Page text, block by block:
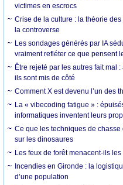
victimes en escrocs
Crise de la culture : la théorie
la controverse
Les sondages générés par IA
vraiment refléter ce que pensent
Être rejeté par les autres fait mal
ils sont mis de côté
Comment X est devenu l’un des
La « vibecoding fatigue » :
informatiques inventent leurs
Ce que les techniques de
sur les dinosaures
Les feux de forêt menacent-ils
Incendies en Gironde : la
d’une population